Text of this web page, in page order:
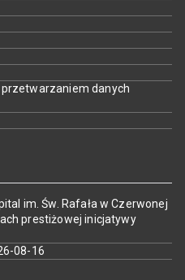
danych
im. Św. Rafała w Czerwonej
prestiżowej inicjatywy
08-16